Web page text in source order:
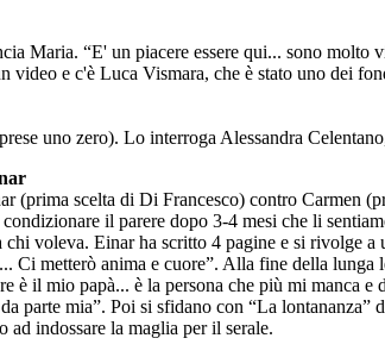
Maria. “E' un piacere essere qui... sono
video e c'è Luca Vismara, che è stato uno dei
uno zero). Lo interroga Alessandra
(prima scelta di Di Francesco) contro Carmen
il parere dopo 3-4 mesi che li
voleva. Einar ha scritto 4 pagine e si rivolge
Ci metterò anima e cuore”. Alla fine della
è il mio papà... è la persona che più mi manca
parte mia”. Poi si sfidano con “La
indossare la maglia per il serale.